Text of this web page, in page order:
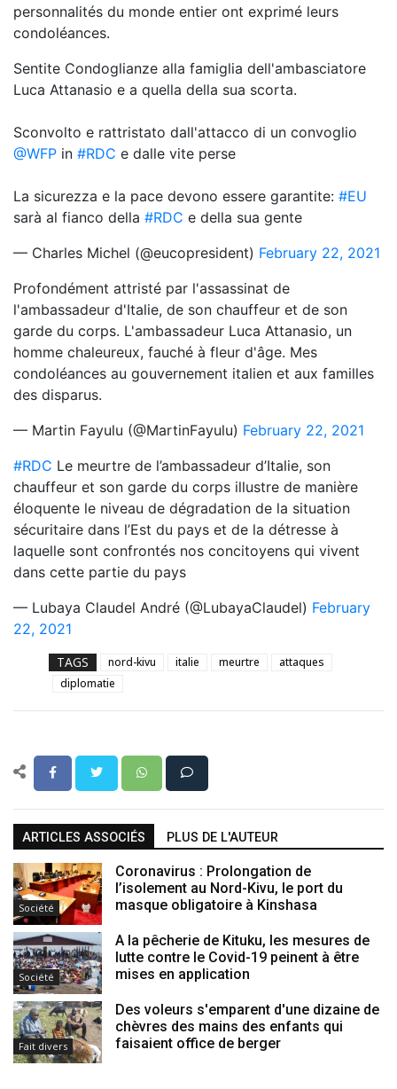
personnalités du monde entier ont exprimé leurs
condoléances.
Sentite Condoglianze alla famiglia dell'ambasciatore
Luca Attanasio e a quella della sua scorta.
Sconvolto e rattristato dall'attacco di un convoglio
@WFP in #RDC e dalle vite perse
La sicurezza e la pace devono essere garantite: #EU
sarà al fianco della #RDC e della sua gente
— Charles Michel (@eucopresident) February 22, 2021
Profondément attristé par l'assassinat de
l'ambassadeur d'Italie, de son chauffeur et de son
garde du corps. L'ambassadeur Luca Attanasio, un
homme chaleureux, fauché à fleur d'âge. Mes
condoléances au gouvernement italien et aux familles
des disparus.
— Martin Fayulu (@MartinFayulu) February 22, 2021
#RDC Le meurtre de l’ambassadeur d’Italie, son
chauffeur et son garde du corps illustre de manière
éloquente le niveau de dégradation de la situation
sécuritaire dans l’Est du pays et de la détresse à
laquelle sont confrontés nos concitoyens qui vivent
dans cette partie du pays
— Lubaya Claudel André (@LubayaClaudel) February
22, 2021
TAGS nord-kivu italie meurtre
attaques
diplomatie
ARTICLES ASSOCIÉS PLUS DE L'AUTEUR
Société
Coronavirus : Prolongation de
l’isolement au Nord-Kivu, le port du
masque obligatoire à Kinshasa
Société
A la pêcherie de Kituku, les mesures de
lutte contre le Covid-19 peinent à être
mises en application
Fait divers
Des voleurs s'emparent d'une dizaine de
chèvres des mains des enfants qui
faisaient office de berger